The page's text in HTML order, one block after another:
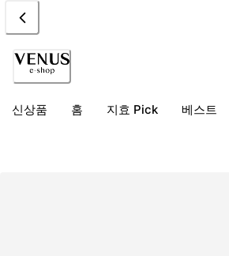
신상품 홈 지효 Pick 베스트